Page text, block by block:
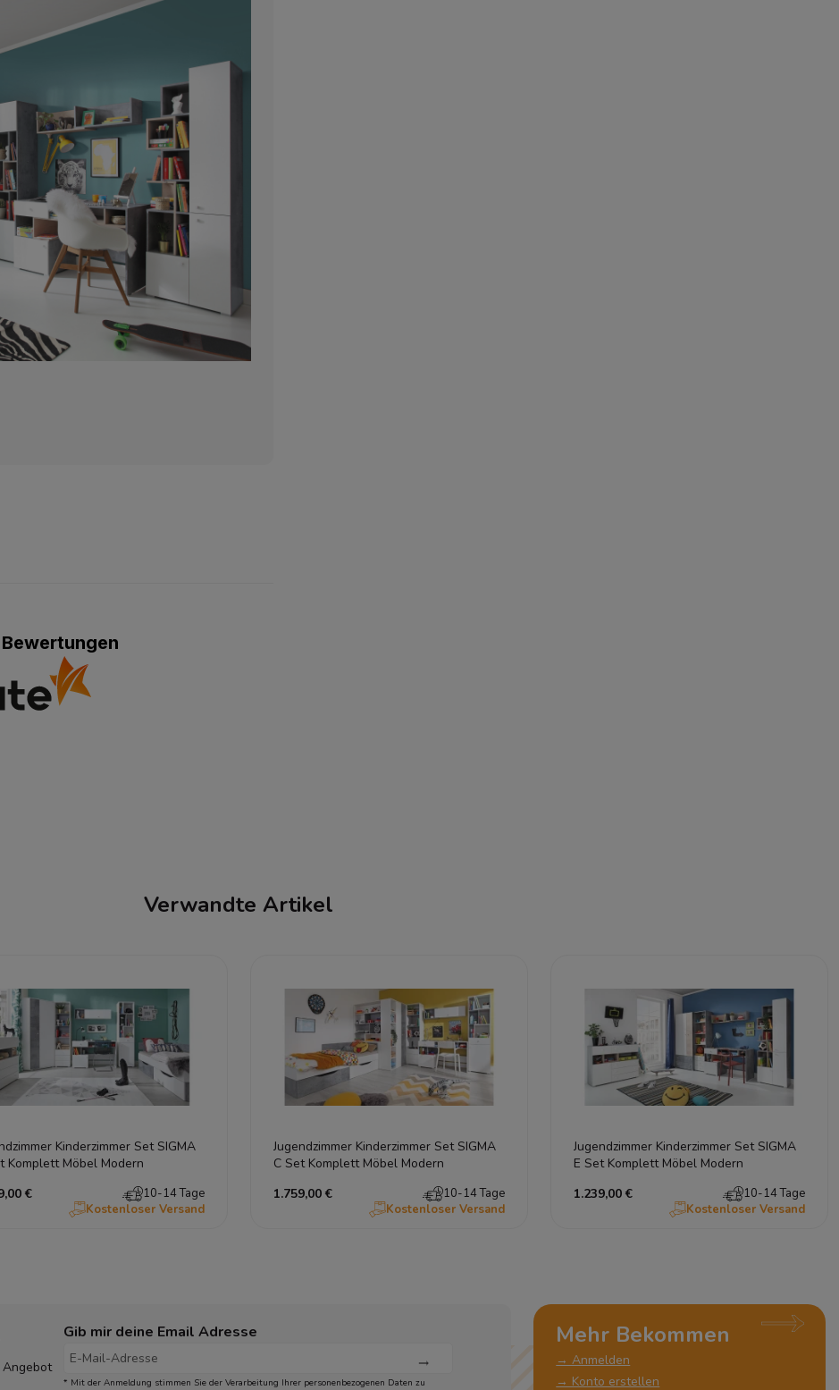
Verwandte Artikel
Kinderzimmer Set SIGMA
Komplett Möbel Modern
€
10-14 Tage
Kostenloser Versand
Jugendzimmer Kinderzimmer Set SIGMA
C Set Komplett Möbel Modern
1.759,00 €
10-14 Tage
Kostenloser Versand
Jugendzimmer Kinderzimmer Set SIGMA
E Set Komplett Möbel Modern
1.239,00 €
10-14 Tage
Kostenloser Versand
Angebot
Gib mir deine Email Adresse
* Mit der Anmeldung stimmen Sie der Verarbeitung Ihrer personenbezogenen Daten zu
Mehr Bekommen
→ Anmelden
→ Konto erstellen